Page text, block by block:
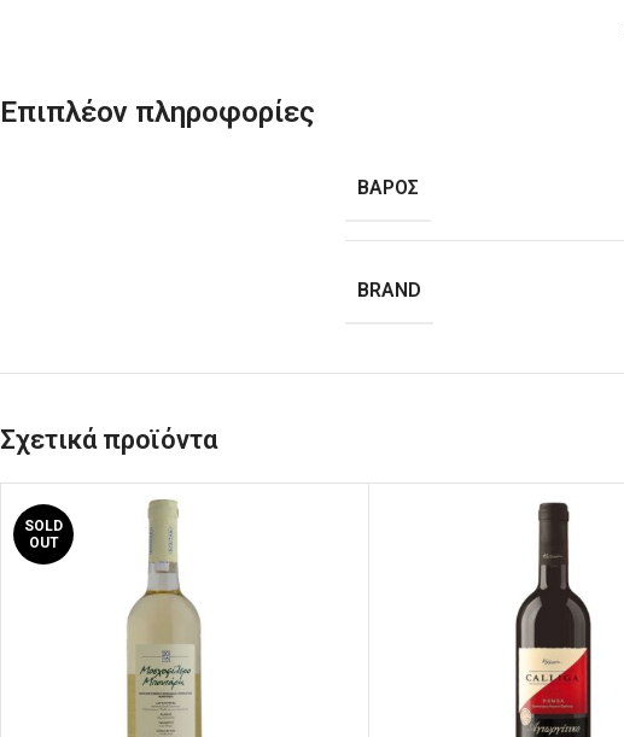
Επιπλέον πληροφορίες
ΒΑΡΟΣ
BRAND
Σχετικά προϊόντα
SOLD
OUT